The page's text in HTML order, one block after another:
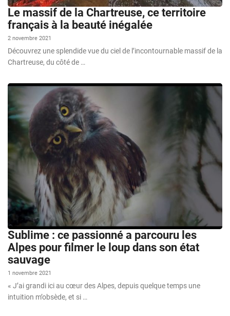
Le massif de la Chartreuse, ce territoire
français à la beauté inégalée
2 novembre 2021
Découvrez une splendide vue du ciel de l’incontournable massif de la
Chartreuse, du côté de …
Sublime : ce passionné a parcouru les
Alpes pour filmer le loup dans son état
sauvage
1 novembre 2021
« J’ai grandi ici au cœur des Alpes, depuis quelque temps une
intuition m’obsède, et si …